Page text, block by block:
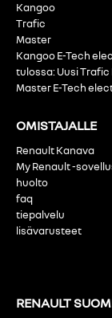
Kangoo
Trafic
Master
Kangoo E-Tech
tulossa: Uusi
Master E-Tech
OMISTAJALLE
Renault Kanava
My Renault -
huolto
faq
tiepalvelu
lisävarusteet
RENAULT